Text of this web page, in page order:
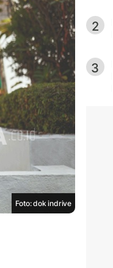
Foto: dok indrive
2
3